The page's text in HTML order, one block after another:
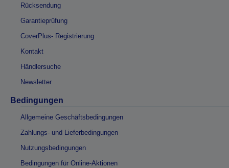
Rücksendung
Garantieprüfung
CoverPlus- Registrierung
Kontakt
Händlersuche
Newsletter
Bedingungen
Allgemeine Geschäftsbedingungen
Zahlungs- und Lieferbedingungen
Nutzungsbedingungen
Bedingungen für Online-Aktionen